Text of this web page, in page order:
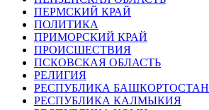
ПЕРМСКИЙ КРАЙ
ПОЛИТИКА
ПРИМОРСКИЙ КРАЙ
ПРОИСШЕСТВИЯ
ПСКОВСКАЯ ОБЛАСТЬ
РЕЛИГИЯ
РЕСПУБЛИКА БАШКОРТОСТАН
РЕСПУБЛИКА КАЛМЫКИЯ